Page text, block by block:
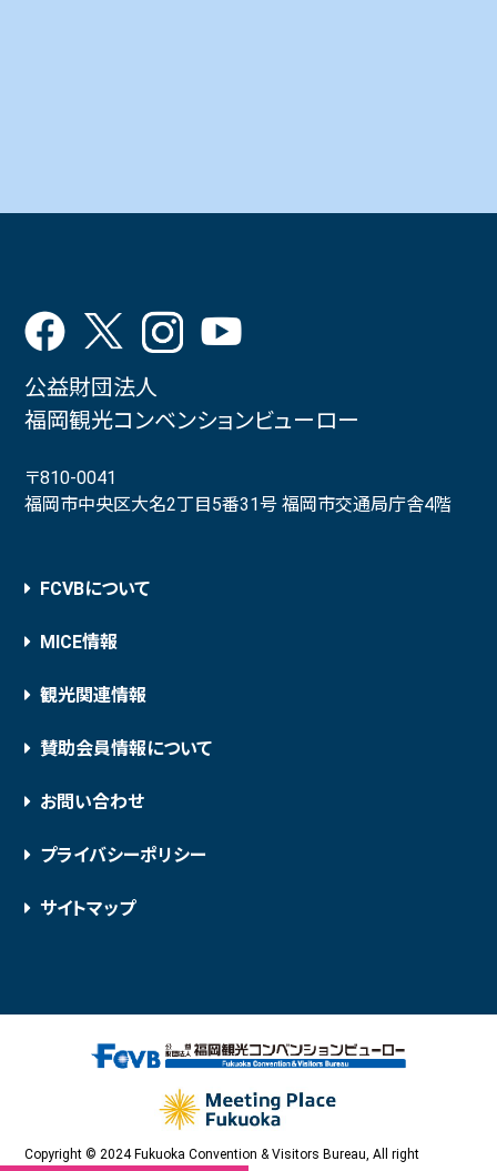
公益財団法人
福岡観光コンベンションビューロー
〒810-0041
福岡市中央区大名2丁目5番31号 福岡市交通局庁舎4階
FCVBについて
MICE情報
観光関連情報
賛助会員情報について
お問い合わせ
プライバシーポリシー
サイトマップ
Copyright © 2024 Fukuoka Convention & Visitors Bureau, All right